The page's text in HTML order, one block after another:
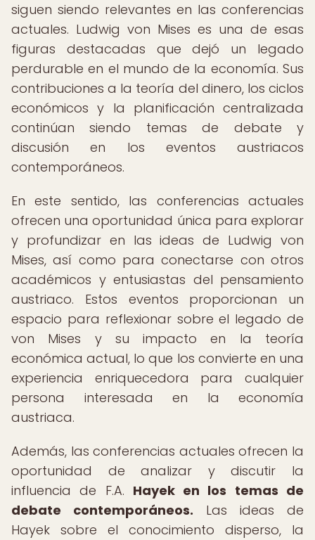
siguen siendo relevantes en las conferencias
actuales. Ludwig von Mises es una de esas
figuras destacadas que dejó un legado
perdurable en el mundo de la economía. Sus
contribuciones a la teoría del dinero, los ciclos
económicos y la planificación centralizada
continúan siendo temas de debate y
discusión en los eventos austriacos
contemporáneos.
En este sentido, las conferencias actuales
ofrecen una oportunidad única para explorar
y profundizar en las ideas de Ludwig von
Mises, así como para conectarse con otros
académicos y entusiastas del pensamiento
austriaco. Estos eventos proporcionan un
espacio para reflexionar sobre el legado de
von Mises y su impacto en la teoría
económica actual, lo que los convierte en una
experiencia enriquecedora para cualquier
persona interesada en la economía
austriaca.
Además, las conferencias actuales ofrecen la
oportunidad de analizar y discutir la
influencia de F.A. Hayek en los temas de
debate contemporáneos. Las ideas de
Hayek sobre el conocimiento disperso, la